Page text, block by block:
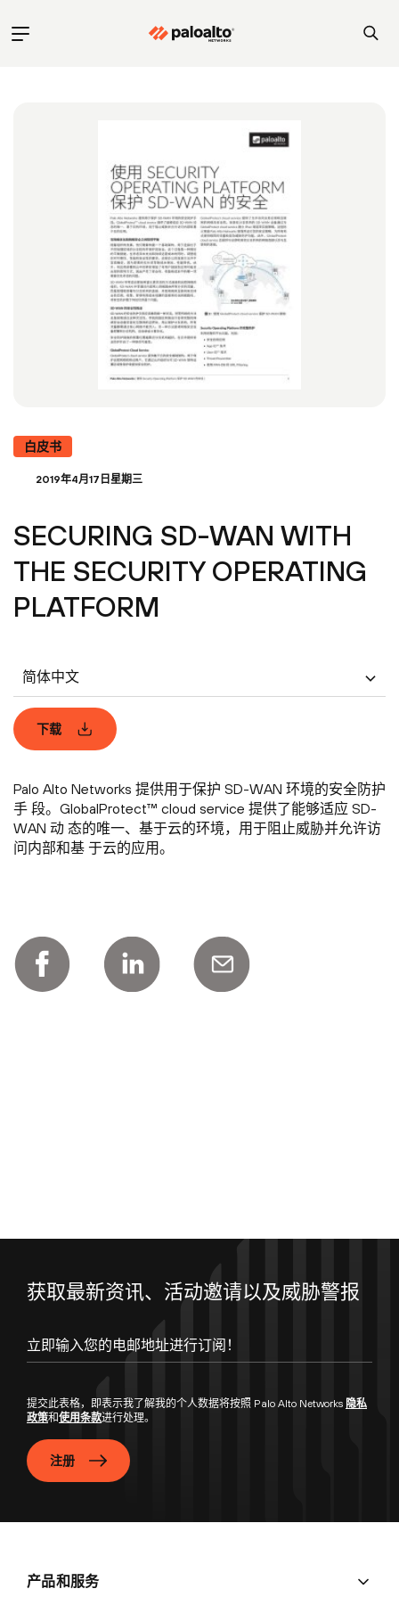
白皮书
2019年4月17日星期三
SECURING SD-WAN WITH
THE SECURITY OPERATING
PLATFORM
简体中文
下载
Palo Alto Networks 提供用于保护 SD-WAN 环境的安全防护
手 段。GlobalProtect™ cloud service 提供了能够适应 SD-
WAN 动 态的唯一、基于云的环境，用于阻止威胁并允许访
问内部和基 于云的应用。
获取最新资讯、活动邀请以及威胁警报
提交此表格，即表示我了解我的个人数据将按照 Palo Alto Networks 隐私
政策和使用条款进行处理。
注册
产品和服务